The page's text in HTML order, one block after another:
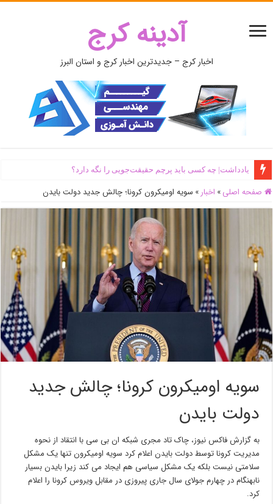
آدینه کرج
اخبار کرج – جدیدترین اخبار کرج و استان البرز
یادداشت| ‌چه کسی باید پرچم حقیقت‌جویی را نگه دارد؟
صفحه اصلی » اخبار » سویه اومیکرون کرونا؛ چالش جدید دولت بایدن
سویه اومیکرون کرونا؛ چالش جدید
دولت بایدن
به گزارش فاکس نیوز، چاک تاد مجری شبکه ان بی سی با انتقاد از نحوه
مدیریت کرونا توسط دولت بایدن اعلام کرد سویه اومیکرون تنها یک مشکل
سلامتی نیست بلکه یک مشکل سیاسی هم ایجاد می کند زیرا بایدن بسیار
نابهنگام در چهارم جولای سال جاری پیروزی در مقابل ویروس کرونا را اعلام
کرد.